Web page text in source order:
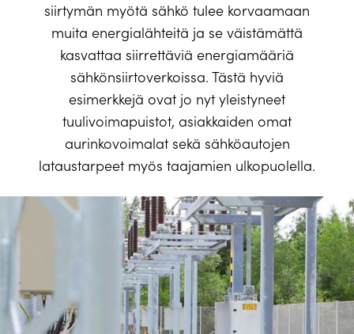
siirtymän myötä sähkö tulee korvaamaan
muita energialähteitä ja se väistämättä
kasvattaa siirrettäviä energiamääriä
sähkönsiirtoverkoissa. Tästä hyviä
esimerkkejä ovat jo nyt yleistyneet
tuulivoimapuistot, asiakkaiden omat
aurinkovoimalat sekä sähköautojen
lataustarpeet myös taajamien ulkopuolella.